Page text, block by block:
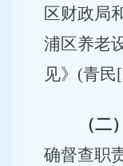
区财政局
浦区养老
见》(青民
（二
确督查职